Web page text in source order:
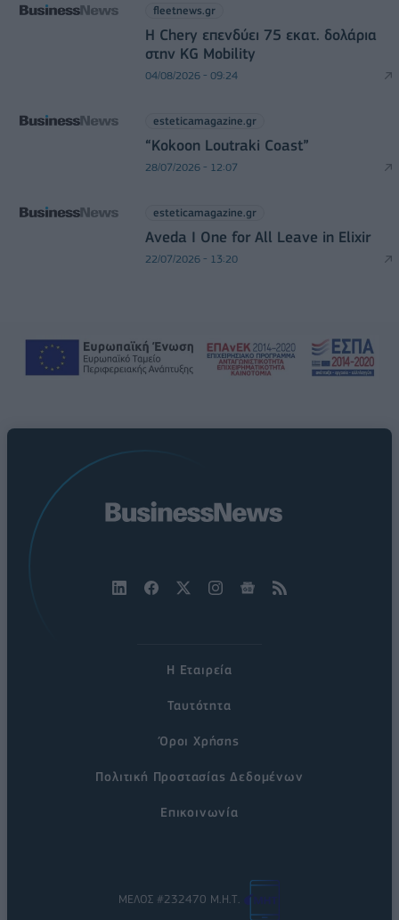
fleetnews.gr
Η Chery επενδύει 75 εκατ. δολάρια
στην KG Mobility
04/08/2026 - 09:24
esteticamagazine.gr
“Kokoon Loutraki Coast”
28/07/2026 - 12:07
esteticamagazine.gr
Aveda I One for All Leave in Elixir
22/07/2026 - 13:20
Η Εταιρεία
Ταυτότητα
Όροι Χρήσης
Πολιτική Προστασίας Δεδομένων
Επικοινωνία
ΜΕΛΟΣ #232470 Μ.Η.Τ.